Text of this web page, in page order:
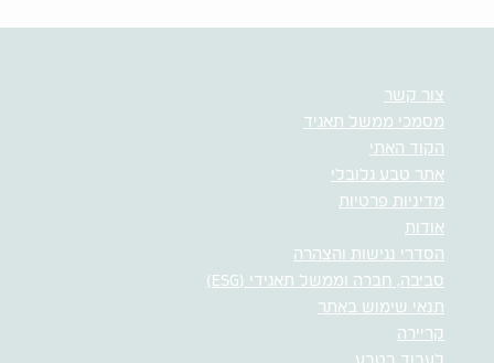
צור קשר
מסמכי ממשל תאגיד
הקוד האתי
אתר טבע גלובלי
מדיניות פרטיות
אודות
הסדרי נגישות והצהרה
סביבה, חברה וממשל תאגידי (ESG)
תנאי שימוש באתר
קריירה